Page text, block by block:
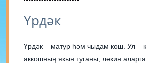
Үрдәк
Үрдәк – матур һәм чыдам кош. Ул –
аккошның якын туганы, ләкин